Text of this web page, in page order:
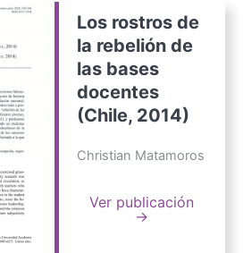
Los rostros de
la rebelión de
las bases
docentes
(Chile, 2014)
Christian Matamoros
Ver publicación
→